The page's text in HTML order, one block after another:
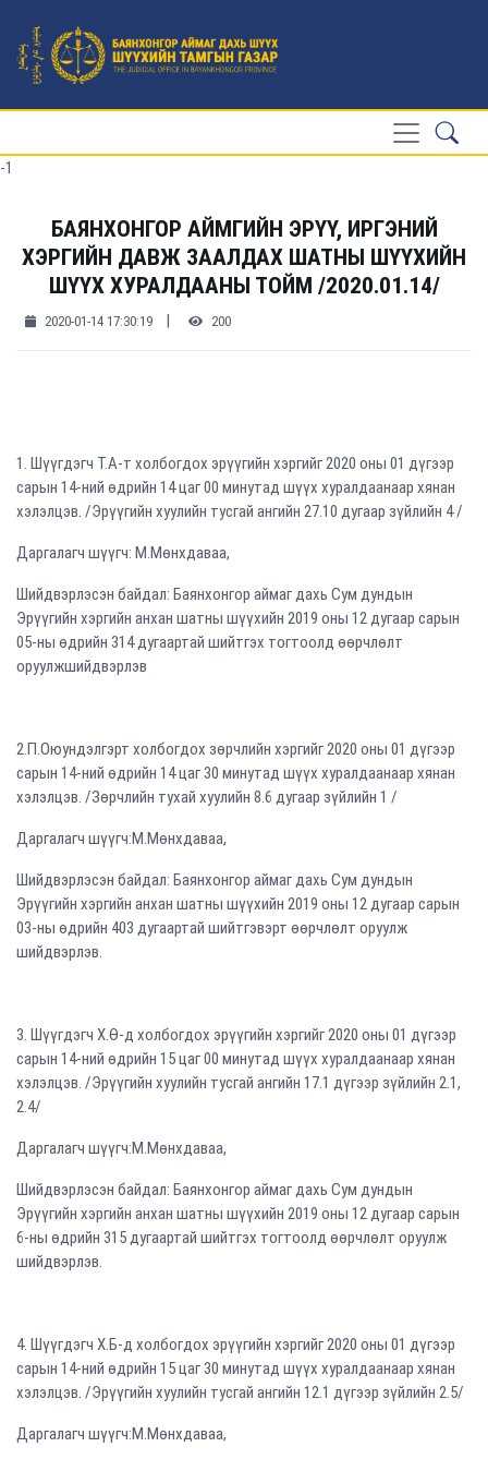
-1
БАЯНХОНГОР АЙМГИЙН ЭРҮҮ, ИРГЭНИЙ
ХЭРГИЙН ДАВЖ ЗААЛДАХ ШАТНЫ ШҮҮХИЙН
ШҮҮХ ХУРАЛДААНЫ ТОЙМ /2020.01.14/
2020-01-14 17:30:19 | 200
1. Шүүгдэгч Т.А-т холбогдох эрүүгийн хэргийг 2020 оны 01 дүгээр
сарын 14-ний өдрийн 14 цаг 00 минутад шүүх хуралдаанаар хянан
хэлэлцэв. /Эрүүгийн хуулийн тусгай ангийн 27.10 дугаар зүйлийн 4 /
Даргалагч шүүгч: М.Мөнхдаваа,
Шийдвэрлэсэн байдал: Баянхонгор аймаг дахь Сум дундын
Эрүүгийн хэргийн анхан шатны шүүхийн 2019 оны 12 дугаар сарын
05-ны өдрийн 314 дугаартай шийтгэх тогтоолд өөрчлөлт
оруулжшийдвэрлэв
2.П.Оюундэлгэрт холбогдох зөрчлийн хэргийг 2020 оны 01 дүгээр
сарын 14-ний өдрийн 14 цаг 30 минутад шүүх хуралдаанаар хянан
хэлэлцэв. /Зөрчлийн тухай хуулийн 8.6 дугаар зүйлийн 1 /
Даргалагч шүүгч:М.Мөнхдаваа,
Шийдвэрлэсэн байдал: Баянхонгор аймаг дахь Сум дундын
Эрүүгийн хэргийн анхан шатны шүүхийн 2019 оны 12 дугаар сарын
03-ны өдрийн 403 дугаартай шийтгэвэрт өөрчлөлт оруулж
шийдвэрлэв.
3. Шүүгдэгч Х.Ө-д холбогдох эрүүгийн хэргийг 2020 оны 01 дүгээр
сарын 14-ний өдрийн 15 цаг 00 минутад шүүх хуралдаанаар хянан
хэлэлцэв. /Эрүүгийн хуулийн тусгай ангийн 17.1 дүгээр зүйлийн 2.1,
2.4/
Даргалагч шүүгч:М.Мөнхдаваа,
Шийдвэрлэсэн байдал: Баянхонгор аймаг дахь Сум дундын
Эрүүгийн хэргийн анхан шатны шүүхийн 2019 оны 12 дугаар сарын
6-ны өдрийн 315 дугаартай шийтгэх тогтоолд өөрчлөлт оруулж
шийдвэрлэв.
4. Шүүгдэгч Х.Б-д холбогдох эрүүгийн хэргийг 2020 оны 01 дүгээр
сарын 14-ний өдрийн 15 цаг 30 минутад шүүх хуралдаанаар хянан
хэлэлцэв. /Эрүүгийн хуулийн тусгай ангийн 12.1 дүгээр зүйлийн 2.5/
Даргалагч шүүгч:М.Мөнхдаваа,